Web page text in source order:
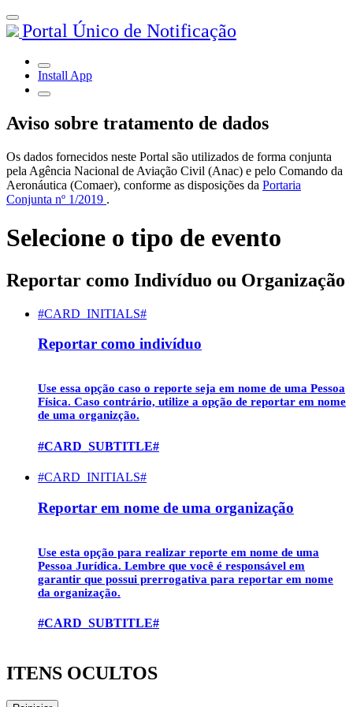
Portal Único de Notificação
Install App
Aviso sobre tratamento de dados
Os dados fornecidos neste Portal são utilizados de forma conjunta
pela Agência Nacional de Aviação Civil (Anac) e pelo Comando da
Aeronáutica (Comaer), conforme as disposições da Portaria
Conjunta nº 1/2019 .
Selecione o tipo de evento
Reportar como Indivíduo ou Organização
#CARD_INITIALS#
Reportar como indivíduo
Use essa opção caso o reporte seja em nome de uma Pessoa
Física. Caso contrário, utilize a opção de reportar em nome
de uma organizção.
#CARD_SUBTITLE#
#CARD_INITIALS#
Reportar em nome de uma organização
Use esta opção para realizar reporte em nome de uma
Pessoa Jurídica. Lembre que você é responsável em
garantir que possui prerrogativa para reportar em nome
da organização.
#CARD_SUBTITLE#
ITENS OCULTOS